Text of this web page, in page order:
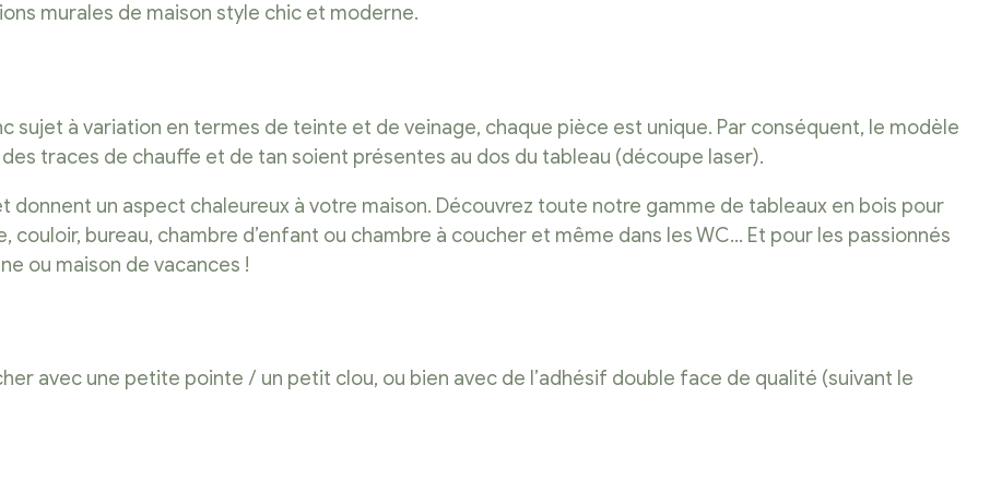
murales de maison style chic et moderne.
sujet à variation en termes de teinte et de veinage, chaque pièce est unique. Par conséquent, le modèle
traces de chauffe et de tan soient présentes au dos du tableau (découpe laser).
un aspect chaleureux à votre maison. Découvrez toute notre gamme de tableaux en bois pour
couloir, bureau, chambre d’enfant ou chambre à coucher et même dans les WC… Et pour les passionnés
ou maison de vacances !
avec une petite pointe / un petit clou, ou bien avec de l’adhésif double face de qualité (suivant le